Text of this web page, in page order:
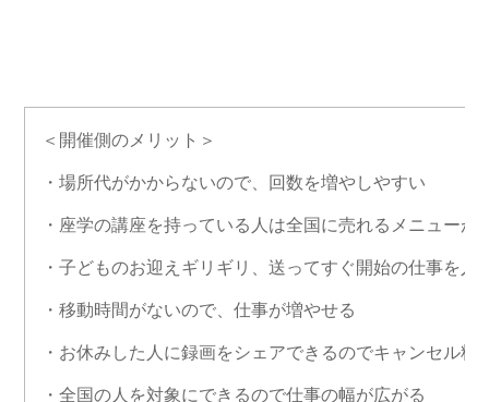
＜開催側のメリット＞
・場所代がかからないので、回数を増やしやすい
・座学の講座を持っている人は全国に売れるメニューが
・子どものお迎えギリギリ、送ってすぐ開始の仕事を入
・移動時間がないので、仕事が増やせる
・お休みした人に録画をシェアできるのでキャンセル
・全国の人を対象にできるので仕事の幅が広がる